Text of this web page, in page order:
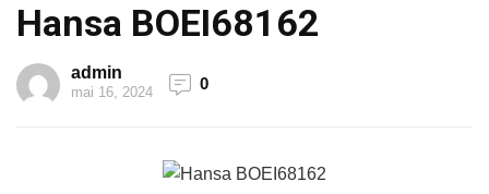
Hansa BOEI68162
admin
mai 16, 2024 0